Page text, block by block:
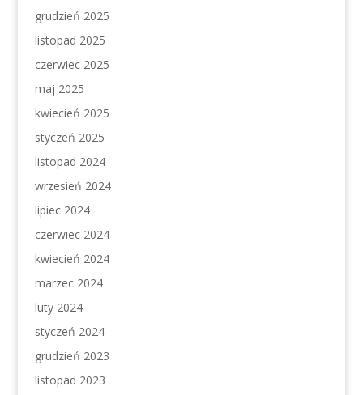
grudzień 2025
listopad 2025
czerwiec 2025
maj 2025
kwiecień 2025
styczeń 2025
listopad 2024
wrzesień 2024
lipiec 2024
czerwiec 2024
kwiecień 2024
marzec 2024
luty 2024
styczeń 2024
grudzień 2023
listopad 2023